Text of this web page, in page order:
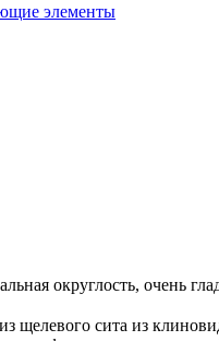
элементы
округлость, очень
щелевого сита из